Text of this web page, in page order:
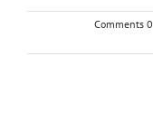
0 Comments